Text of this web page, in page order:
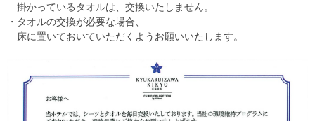
掛かっているタオルは、交換いたしません。
・タオルの交換が必要な場合、
床に置いておいていただくようお願いいたします。